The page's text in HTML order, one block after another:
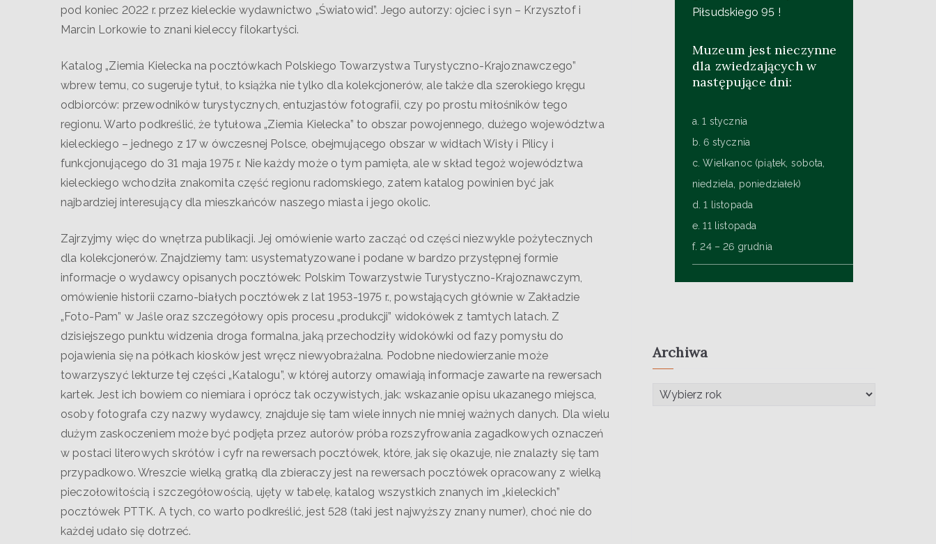
pod koniec 2022 r. przez kieleckie wydawnictwo „Światowid”. Jego autorzy: ojciec i syn – Krzysztof i
Marcin Lorkowie to znani kieleccy filokartyści.
Katalog „Ziemia Kielecka na pocztówkach Polskiego Towarzystwa Turystyczno-Krajoznawczego”
wbrew temu, co sugeruje tytuł, to książka nie tylko dla kolekcjonerów, ale także dla szerokiego kręgu
odbiorców: przewodników turystycznych, entuzjastów fotografii, czy po prostu miłośników tego
regionu. Warto podkreślić, że tytułowa „Ziemia Kielecka” to obszar powojennego, dużego województwa
kieleckiego – jednego z 17 w ówczesnej Polsce, obejmującego obszar w widłach Wisły i Pilicy i
funkcjonującego do 31 maja 1975 r. Nie każdy może o tym pamięta, ale w skład tegoż województwa
kieleckiego wchodziła znakomita część regionu radomskiego, zatem katalog powinien być jak
najbardziej interesujący dla mieszkańców naszego miasta i jego okolic.
Zajrzyjmy więc do wnętrza publikacji. Jej omówienie warto zacząć od części niezwykle pożytecznych
dla kolekcjonerów. Znajdziemy tam: usystematyzowane i podane w bardzo przystępnej formie
informacje o wydawcy opisanych pocztówek: Polskim Towarzystwie Turystyczno-Krajoznawczym,
omówienie historii czarno-białych pocztówek z lat 1953-1975 r., powstających głównie w Zakładzie
„Foto-Pam” w Jaśle oraz szczegółowy opis procesu „produkcji” widokówek z tamtych latach. Z
dzisiejszego punktu widzenia droga formalna, jaką przechodziły widokówki od fazy pomysłu do
pojawienia się na półkach kiosków jest wręcz niewyobrażalna. Podobne niedowierzanie może
towarzyszyć lekturze tej części „Katalogu”, w której autorzy omawiają informacje zawarte na rewersach
kartek. Jest ich bowiem co niemiara i oprócz tak oczywistych, jak: wskazanie opisu ukazanego miejsca,
osoby fotografa czy nazwy wydawcy, znajduje się tam wiele innych nie mniej ważnych danych. Dla wielu
dużym zaskoczeniem może być podjęta przez autorów próba rozszyfrowania zagadkowych oznaczeń
w postaci literowych skrótów i cyfr na rewersach pocztówek, które, jak się okazuje, nie znalazły się tam
przypadkowo. Wreszcie wielką gratką dla zbieraczy jest na rewersach pocztówek opracowany z wielką
pieczołowitością i szczegółowością, ujęty w tabelę, katalog wszystkich znanych im „kieleckich”
pocztówek PTTK. A tych, co warto podkreślić, jest 528 (taki jest najwyższy znany numer), choć nie do
każdej udało się dotrzeć.
Piłsudskiego 95 !
Muzeum jest nieczynne
dla zwiedzających w
następujące dni:
a. 1 stycznia
b. 6 stycznia
c. Wielkanoc (piątek, sobota,
niedziela, poniedziałek)
d. 1 listopada
e. 11 listopada
f. 24 – 26 grudnia
Archiwa